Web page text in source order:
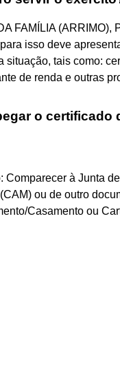
FAMÍLIA (ARRIMO),
isso deve
situação, tais como:
de renda e outras
o certificado
Comparecer à Junta
ou de outro
Casamento ou